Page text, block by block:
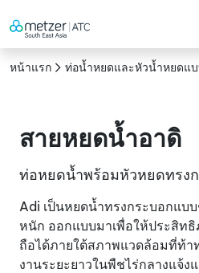
หน้าแรก ท่อน้ำหยดและหัวน้ำหยดแ
สายหยดน้ำอาดิ
ท่อหยดน้ำพร้อมหัวหยดทรง
Adi เป็นหยดน้ำทรงกระบอกแบ
หนัก ออกแบบมาเพื่อให้ประสิท
ถือได้ภายใต้สภาพแวดล้อมที่ท้า
งานระยะยาวในพืชไร่กลางแจ้